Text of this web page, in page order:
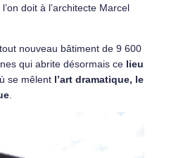
doit à l’architecte Marcel
nouveau bâtiment de 9 600
qui abrite désormais ce lieu
se mêlent l’art dramatique, le